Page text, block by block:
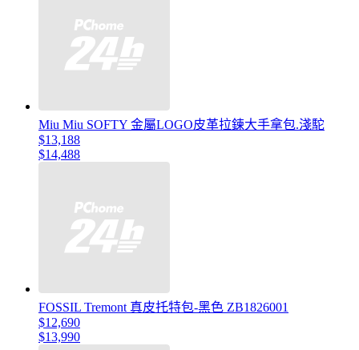
Miu Miu SOFTY 金屬LOGO皮革拉鍊大手拿包.淺駝
$13,188
$14,488
FOSSIL Tremont 真皮托特包-黑色 ZB1826001
$12,690
$13,990